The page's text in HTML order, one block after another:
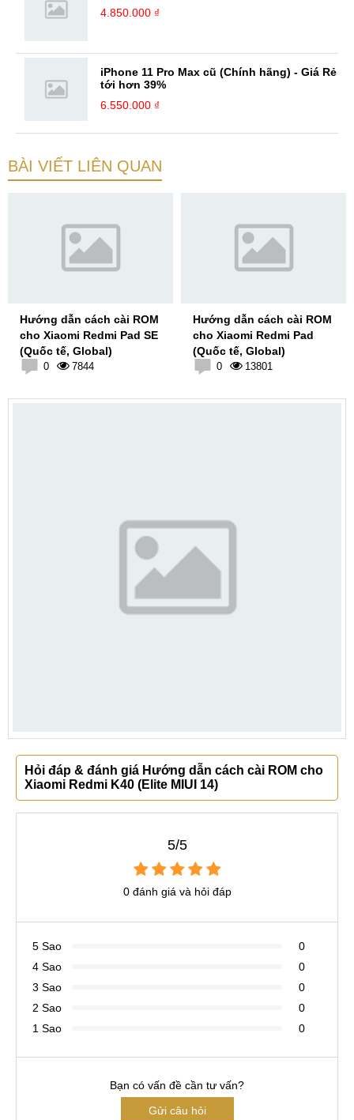
4.850.000 ₫
iPhone 11 Pro Max cũ (Chính hãng) - Giá Rẻ
tới hơn 39%
6.550.000 ₫
BÀI VIẾT LIÊN QUAN
Hướng dẫn cách cài ROM
cho Xiaomi Redmi Pad SE
(Quốc tế, Global)
0 7844
Hướng dẫn cách cài ROM
cho Xiaomi Redmi Pad
(Quốc tế, Global)
0 13801
Hỏi đáp & đánh giá Hướng dẫn cách cài ROM cho
Xiaomi Redmi K40 (Elite MIUI 14)
5/5
0 đánh giá và hỏi đáp
5 Sao
0
4 Sao
0
3 Sao
0
2 Sao
0
1 Sao
0
Bạn có vấn đề cần tư vấn?
Gửi câu hỏi